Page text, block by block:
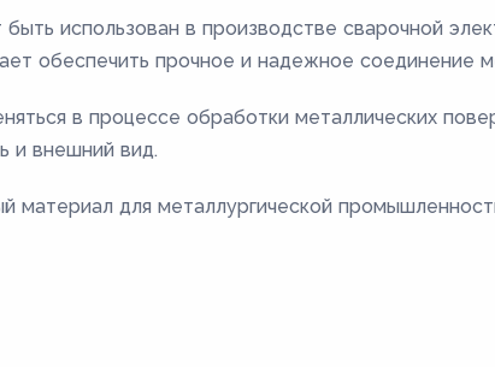
использован в производстве сварочной
обеспечить прочное и надежное соединение
в процессе обработки металлических
и внешний вид.
материал для металлургической